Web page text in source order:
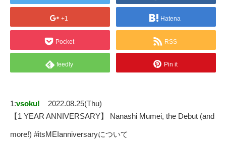
+1 Hatena
Pocket RSS
feedly Pin it
1:vsoku!
2022.08.25(Thu)
【1 YEAR ANNIVERSARY】 Nanashi Mumei, the Debut (and
more!) #itsMEIanniversaryについて